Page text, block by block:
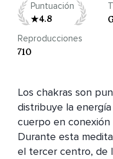
Puntuación
4.8
Reproducciones
710
Los chakras son
distribuye la
cuerpo en
Durante esta
el tercer centro, de